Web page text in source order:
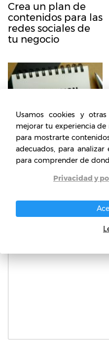
Crea un plan de
contenidos para las
redes sociales de
tu negocio
Permission
Marketing: qué es,
tipos y beneficios
Deja una
Tu dirección de correo
Usamos cookies y
mejorar tu experiencia de
para mostrarte
adecuados, para
para comprender de
Privacidad y